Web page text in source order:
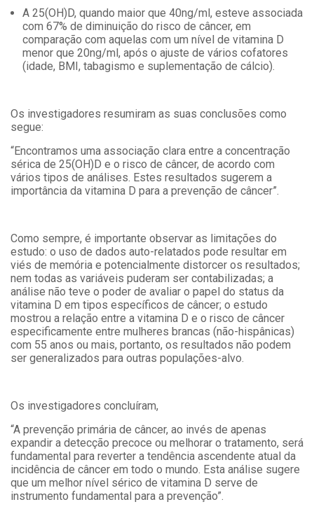
A 25(OH)D, quando maior que 40ng/ml, esteve associada
com 67% de diminuição do risco de câncer, em
comparação com aquelas com um nível de vitamina D
menor que 20ng/ml, após o ajuste de vários cofatores
(idade, BMI, tabagismo e suplementação de cálcio).
Os investigadores resumiram as suas conclusões como
segue:
“Encontramos uma associação clara entre a concentração
sérica de 25(OH)D e o risco de câncer, de acordo com
vários tipos de análises. Estes resultados sugerem a
importância da vitamina D para a prevenção de câncer”.
Como sempre, é importante observar as limitações do
estudo: o uso de dados auto-relatados pode resultar em
viés de memória e potencialmente distorcer os resultados;
nem todas as variáveis puderam ser contabilizadas; a
análise não teve o poder de avaliar o papel do status da
vitamina D em tipos específicos de câncer; o estudo
mostrou a relação entre a vitamina D e o risco de câncer
especificamente entre mulheres brancas (não-hispânicas)
com 55 anos ou mais, portanto, os resultados não podem
ser generalizados para outras populações-alvo.
Os investigadores concluíram,
“A prevenção primária de câncer, ao invés de apenas
expandir a detecção precoce ou melhorar o tratamento, será
fundamental para reverter a tendência ascendente atual da
incidência de câncer em todo o mundo. Esta análise sugere
que um melhor nível sérico de vitamina D serve de
instrumento fundamental para a prevenção”.